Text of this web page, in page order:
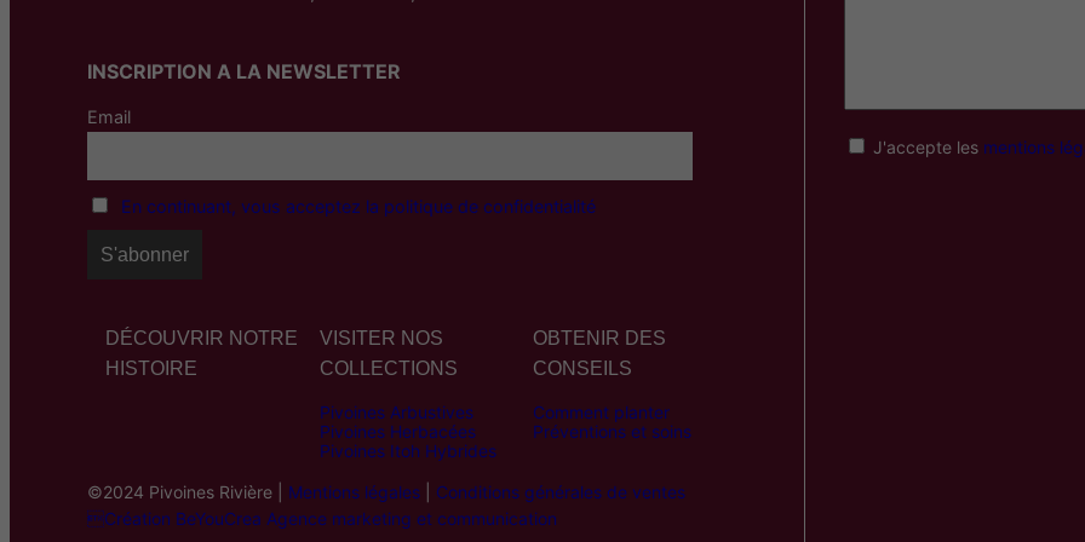
INSCRIPTION A LA NEWSLETTER
Email
En continuant, vous acceptez la politique de confidentialité
DÉCOUVRIR NOTRE
HISTOIRE
VISITER NOS
COLLECTIONS
Pivoines Arbustives
Pivoines Herbacées
Pivoines Itoh Hybrides
OBTENIR DES
CONSEILS
Comment planter
Préventions et soins
©2024 Pivoines Rivière | Mentions légales
Conditions générales de ventes
Création BeYouCrea Agence marketing et communication
J'accepte lesmentions